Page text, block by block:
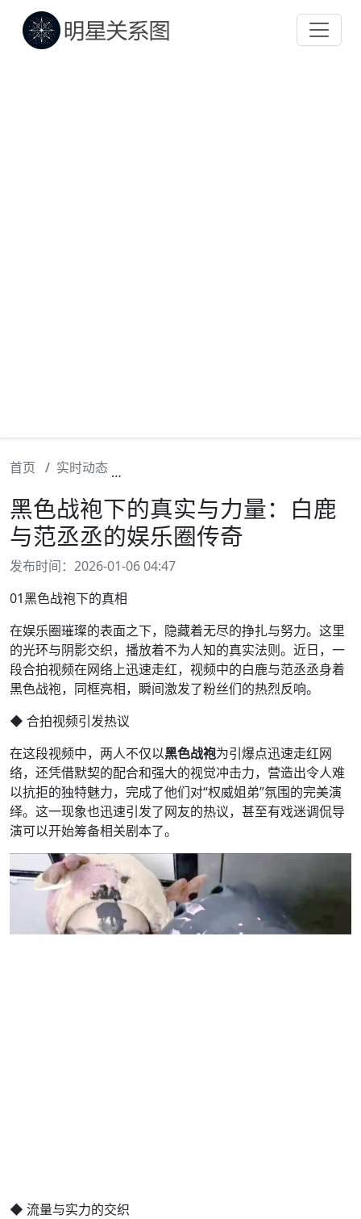
首页 实时动态
黑色战袍下的真实与力量：白鹿
与范丞丞的娱乐圈传奇
发布时间：2026-01-06 04:47
01黑色战袍下的真相
在娱乐圈璀璨的表面之下，隐藏着无尽的挣扎与努力。这里
的光环与阴影交织，播放着不为人知的真实法则。近日，一
段合拍视频在网络上迅速走红，视频中的白鹿与范丞丞身着
黑色战袍，同框亮相，瞬间激发了粉丝们的热烈反响。
◆ 合拍视频引发热议
在这段视频中，两人不仅以黑色战袍为引爆点迅速走红网
络，还凭借默契的配合和强大的视觉冲击力，营造出令人难
以抗拒的独特魅力，完成了他们对“权威姐弟”氛围的完美演
绎。这一现象也迅速引发了网友的热议，甚至有戏迷调侃导
演可以开始筹备相关剧本了。
◆ 流量与实力的交织